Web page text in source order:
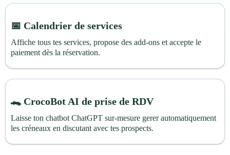
📅 Calendrier de services
Affiche tous tes services, propose des add-ons et accepte le
paiement dès la réservation.
🐊 CrocoBot AI de prise de RDV
Laisse ton chatbot ChatGPT sur-mesure gerer automatiquement
les créneaux en discutant avec tes prospects.